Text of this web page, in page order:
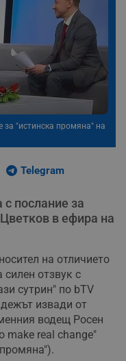
"истинска промяна" на
Telegram
послание за
в ефира на
на отличието
силен отзвук с
сутрин" по bTV
извади от
водещ Росен
make real change"